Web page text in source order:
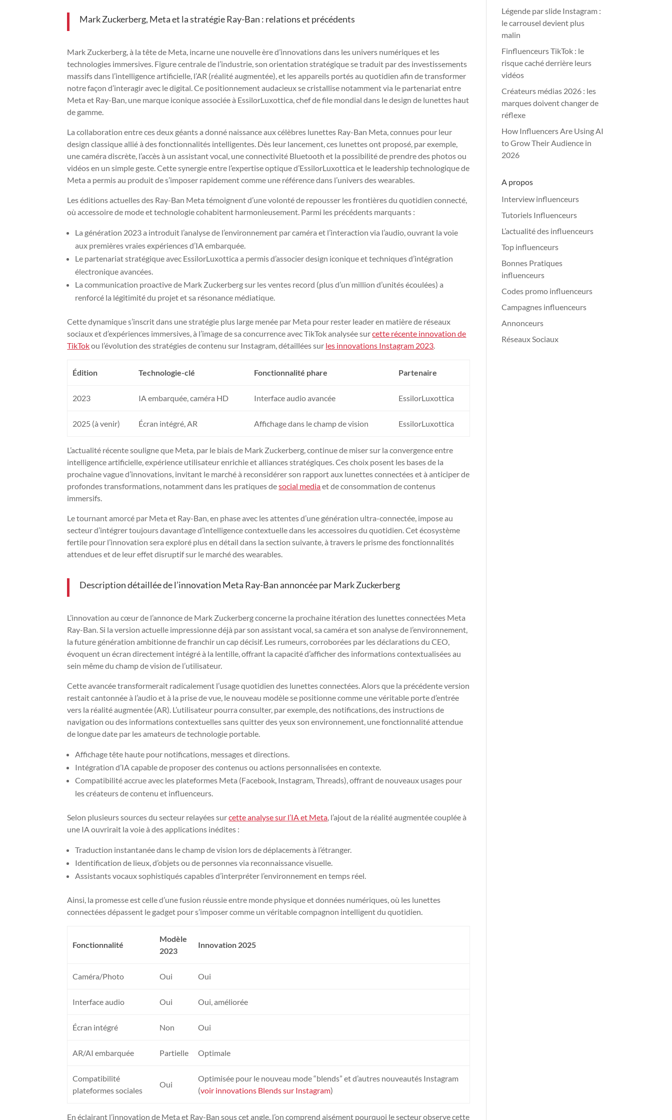
Mark Zuckerberg, Meta et la stratégie Ray-Ban : relations et précédents
Mark Zuckerberg, à la tête de Meta, incarne une nouvelle ère d’innovations dans les univers numériques et les
technologies immersives. Figure centrale de l’industrie, son orientation stratégique se traduit par des investissements
massifs dans l’intelligence artificielle, l’AR (réalité augmentée), et les appareils portés au quotidien afin de transformer
notre façon d’interagir avec le digital. Ce positionnement audacieux se cristallise notamment via le partenariat entre
Meta et Ray-Ban, une marque iconique associée à EssilorLuxottica, chef de file mondial dans le design de lunettes haut
de gamme.
La collaboration entre ces deux géants a donné naissance aux célèbres lunettes Ray-Ban Meta, connues pour leur
design classique allié à des fonctionnalités intelligentes. Dès leur lancement, ces lunettes ont proposé, par exemple,
une caméra discrète, l’accès à un assistant vocal, une connectivité Bluetooth et la possibilité de prendre des photos ou
vidéos en un simple geste. Cette synergie entre l’expertise optique d’EssilorLuxottica et le leadership technologique de
Meta a permis au produit de s’imposer rapidement comme une référence dans l’univers des wearables.
Les éditions actuelles des Ray-Ban Meta témoignent d’une volonté de repousser les frontières du quotidien connecté,
où accessoire de mode et technologie cohabitent harmonieusement. Parmi les précédents marquants :
La génération 2023 a introduit l’analyse de l’environnement par caméra et l’interaction via l’audio, ouvrant la voie
aux premières vraies expériences d’IA embarquée.
Le partenariat stratégique avec EssilorLuxottica a permis d’associer design iconique et techniques d’intégration
électronique avancées.
La communication proactive de Mark Zuckerberg sur les ventes record (plus d’un million d’unités écoulées) a
renforcé la légitimité du projet et sa résonance médiatique.
Cette dynamique s’inscrit dans une stratégie plus large menée par Meta pour rester leader en matière de réseaux
sociaux et d’expériences immersives, à l’image de sa concurrence avec TikTok analysée surcette récente innovation de
TikTokou l’évolution des stratégies de contenu sur Instagram, détaillées sur les innovations Instagram 2023.
Édition Technologie-clé Fonctionnalité phare Partenaire
2023 IA embarquée, caméra HD Interface audio avancée EssilorLuxottica
2025 (à venir) Écran intégré, AR Affichage dans le champ de vision EssilorLuxottica
L’actualité récente souligne que Meta, par le biais de Mark Zuckerberg, continue de miser sur la convergence entre
intelligence artificielle, expérience utilisateur enrichie et alliances stratégiques. Ces choix posent les bases de la
prochaine vague d’innovations, invitant le marché à reconsidérer son rapport aux lunettes connectées et à anticiper de
profondes transformations, notamment dans les pratiques desocial mediaet de consommation de contenus
immersifs.
Le tournant amorcé par Meta et Ray-Ban, en phase avec les attentes d’une génération ultra-connectée, impose au
secteur d’intégrer toujours davantage d’intelligence contextuelle dans les accessoires du quotidien. Cet écosystème
fertile pour l’innovation sera exploré plus en détail dans la section suivante, à travers le prisme des fonctionnalités
attendues et de leur effet disruptif sur le marché des wearables.
Description détaillée de l’innovation Meta Ray-Ban annoncée par Mark Zuckerberg
L’innovation au cœur de l’annonce de Mark Zuckerberg concerne la prochaine itération des lunettes connectées Meta
Ray-Ban. Si la version actuelle impressionne déjà par son assistant vocal, sa caméra et son analyse de l’environnement,
la future génération ambitionne de franchir un cap décisif. Les rumeurs, corroborées par les déclarations du CEO,
évoquent un écran directement intégré à la lentille, offrant la capacité d’afficher des informations contextualisées au
sein même du champ de vision de l’utilisateur.
Cette avancée transformerait radicalement l’usage quotidien des lunettes connectées. Alors que la précédente version
restait cantonnée à l’audio et à la prise de vue, le nouveau modèle se positionne comme une véritable porte d’entrée
vers la réalité augmentée (AR). L’utilisateur pourra consulter, par exemple, des notifications, des instructions de
navigation ou des informations contextuelles sans quitter des yeux son environnement, une fonctionnalité attendue
de longue date par les amateurs de technologie portable.
Affichage tête haute pour notifications, messages et directions.
Intégration d’IA capable de proposer des contenus ou actions personnalisées en contexte.
Compatibilité accrue avec les plateformes Meta (Facebook, Instagram, Threads), offrant de nouveaux usages pour
les créateurs de contenu et influenceurs.
Selon plusieurs sources du secteur relayées surcette analyse sur l’IA et Meta, l’ajout de la réalité augmentée couplée à
une IA ouvrirait la voie à des applications inédites :
Traduction instantanée dans le champ de vision lors de déplacements à l’étranger.
Identification de lieux, d’objets ou de personnes via reconnaissance visuelle.
Assistants vocaux sophistiqués capables d’interpréter l’environnement en temps réel.
Ainsi, la promesse est celle d’une fusion réussie entre monde physique et données numériques, où les lunettes
connectées dépassent le gadget pour s’imposer comme un véritable compagnon intelligent du quotidien.
Fonctionnalité
Modèle
2023
Innovation 2025
Caméra/Photo Oui Oui
Interface audio Oui Oui, améliorée
Écran intégré Non Oui
AR/AI embarquée Partielle Optimale
Compatibilité
plateformes sociales
Oui
Optimisée pour le nouveau mode “blends” et d’autres nouveautés Instagram
(voir innovations Blends sur Instagram)
En éclairant l’innovation de Meta et Ray-Ban sous cet angle, l’on comprend aisément pourquoi le secteur observe cette
Légende par slide Instagram :
le carrousel devient plus
malin
Finfluenceurs TikTok : le
risque caché derrière leurs
vidéos
Créateurs médias 2026 : les
marques doivent changer de
réflexe
How Influencers Are Using AI
to Grow Their Audience in
2026
A propos
Interview influenceurs
Tutoriels Influenceurs
L’actualité des influenceurs
Top influenceurs
Bonnes Pratiques
influenceurs
Codes promo influenceurs
Campagnes influenceurs
Annonceurs
Réseaux Sociaux